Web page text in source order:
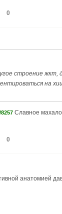
0
строение
на
Славное
0
анатомией